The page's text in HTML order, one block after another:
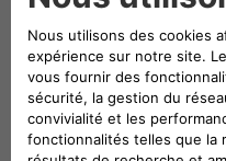
vitesse inférieur à celui
vous pouvez en
Consultez votre
spécialistes vous
votre véhicule utilitaire.